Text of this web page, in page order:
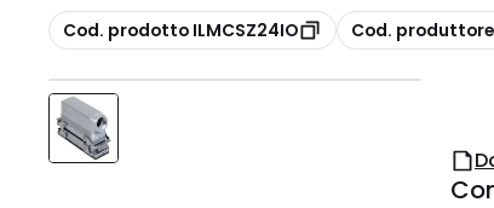
copia
Cod. prodotto ILMCSZ24IO copia
Cod. produttore